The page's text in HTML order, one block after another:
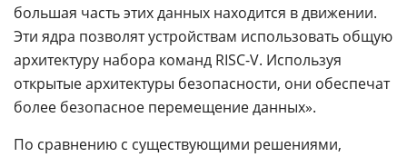
большая часть этих данных находится в движении.
Эти ядра позволят устройствам использовать общую
архитектуру набора команд RISC-V. Используя
открытые архитектуры безопасности, они обеспечат
более безопасное перемещение данных».
По сравнению с существующими решениями,